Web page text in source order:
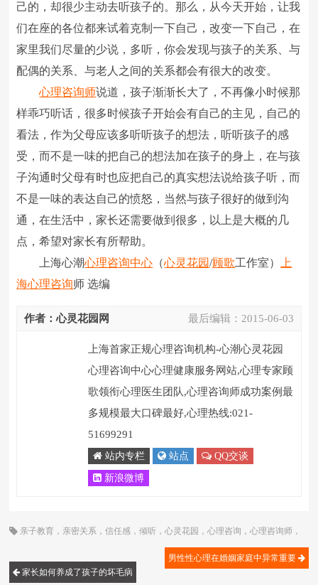
己的，却很少主动去听孩子的。那么，从今天开始，让我
们在座的各位都来试着克制一下自己，改变一下自己，在
家里我们尽量的少说，多听，你会发现与孩子的关系、与
配偶的关系、与老人之间的关系都会有很大的改变。
心理咨询师说道，孩子渐渐长大了，不再像小时候那
样乖巧听话，很多时候孩子开始会有自己的主见，自己的
看法，作为父母应该多听听孩子的想法，听听孩子的感
受，而不是一味的把自己的想法加在孩子的身上，在与孩
子沟通时父母有时也应把自己的真实想法说给孩子听，而
不是一味的表达自己的愤怒，当然与孩子很好的做到沟
通，在生活中，家长还需要做到很多，以上是大概的几
点，希望对家长有所帮助。
上海心潮心理咨询中心 （心灵花园/顾歌工作室）
上
海心理咨询师 选编
最后编辑： 2015-06-03
作者：心灵花园网
上海首家正规心理咨询机构-心潮心灵花园
心理咨询中心心理健康服务网站,心理专家顾
歌领衔心理医生团队,心理咨询师成功案例最
多规模最大口碑最好,心理热线:021-
51699291
站内专栏 站点 QQ交谈
新浪微博
亲子教育 ， 亲密关系 ，信任感 ，倾听 ，心灵花园 ，心理咨询 ，心理咨询师 ，
家长如何养成了孩子的坏毛病
男性性心理在婚姻家庭中异常重要